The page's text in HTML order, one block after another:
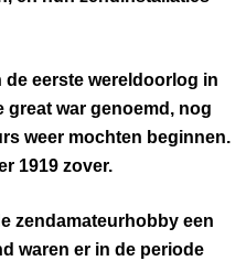
de eerste wereldoorlog in
great war genoemd, nog
weer mochten beginnen.
1919 zover.
zendamateurhobby een
waren er in de periode